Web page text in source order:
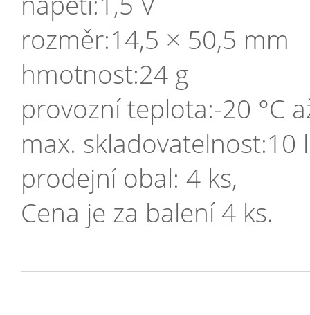
rozměr:14,5 × 50,5 mm
hmotnost:24 g
provozní teplota:-20 °C
max. skladovatelnost:10
prodejní obal: 4 ks,
Cena je za balení 4 ks.